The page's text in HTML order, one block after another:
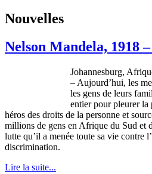
Nouvelles
Nelson Mandela, 1918
Johannesburg,
– Aujourd’hui, les
les gens de leurs
entierpourpleurerla
héros des droits de la personne et
millions de gens en Afrique du Sud et
lutte qu’il a menée toute sa vie contre
discrimination.
Lire la suite...